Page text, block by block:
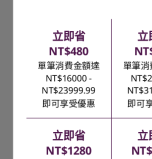
NT$34,039
了解更多
學生創作者
或許你真的可以擁有一切。對於那些同時重
要擁有能駕馭所有現代遊戲、又方便攜帶，
廳或會議室都能自在使用的玩家來說——這
立即省
NT$480
單筆消費金額達
NT$16000 -
NT$23999.99
即可享受優惠
立
單筆
即可
立即省
NT$1280
立